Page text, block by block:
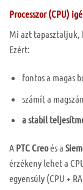
Processzor (CPU)
Mi azt tapasztaljuk,
Ezért:
fontos a magas
számít a
a stabil
A PTC Creoés a
érzékeny lehet a
egyensúly (CPU +